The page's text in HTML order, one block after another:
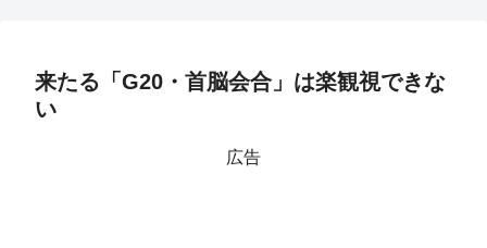
来たる「G20・首脳会合」は楽観視できな
い
広告